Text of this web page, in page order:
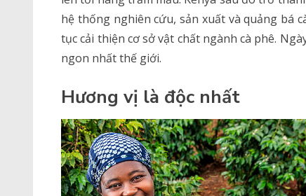
hệ thống nghiên cứu, sản xuất và quảng bá
tục cải thiện cơ sở vật chất ngành cà phê.
ngon nhất thế giới.
Hương vị là độc nhất